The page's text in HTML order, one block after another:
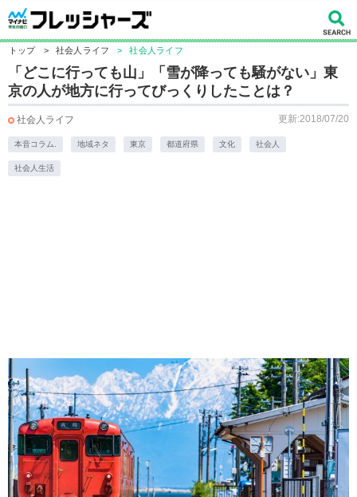
トップ > 社会人ライフ > 社会人ライフ
「どこに行っても山」「雪が降っても騒がない」東
京の人が地方に行ってびっくりしたことは？
社会人ライフ 更新:2018/07/20
本音コラム. 地域ネタ 東京 都道府県 文化 社会人
社会人生活